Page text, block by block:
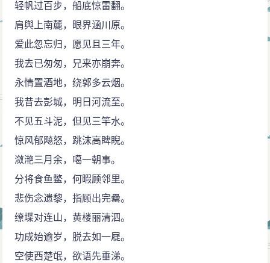
写出现时代，笔力无限。“今何许”三字，语意丰富，涵盖
深广。何许有何时、何处、为何、如何等多重含义。故
“今何许”包含今是何世、世运至于何处、为何至此、如何
面对等意。此是囊括宇宙、人生、历史、时代之一大反
诘，是充满哲学反思意味一大反诘。而其中重点，主要
在“今”之一字。凭栏怀古，笔力雄劲，气象阔大。古与今
上下映照成文，补足“今何许”一大反诘之历史意蕴。应知
此地古属吴越，吴越兴亡之殷鉴，曾引起晚唐龟蒙之无
限感慨：“香径长洲尽棘丛，奢云艳雨只悲风。吴王事事
须亡国，未必西施胜六宫。”（《吴宫怀古》）亦不能不
引起南宋白石之无限感慨：“美人台上昔欢娱，今日空台
望五湖。残雪未融青草死，苦无麋鹿过姑苏。”（《除
夜》）
怀古正是伤今。“残柳参差舞，”柳本纤弱，那堪又
轻帆过百步，船底惊雷翻。
肩舆上南麓，眼界涵川原。
爱此忽忘归，愿见且三年。
我去已匆匆，兄来亦崩奔。
永情置酒地，绕郭多云烟。
我昔去彭城，明日河流至。
不见五斗泥，但见三竿水。
惊风郁飚怒，跳沫高睥睨。
潋滟三月余，噶一朝事。
分将食鱼鳖，何暇顾邻里。
悲伤念遗黎，指顾出完罍。
缭堞对连山，黄楼丽清泗。
功成始逾岁，脱去如一屣。
空使西楚氓，欲语先垂涕。